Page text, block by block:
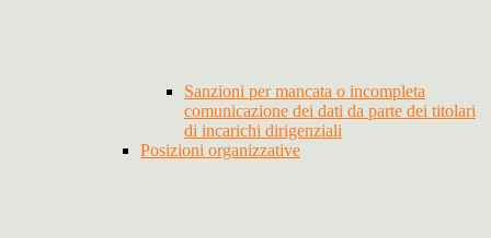
Sanzioni per mancata o incompleta
comunicazione dei dati da parte dei titolari
di incarichi dirigenziali
Posizioni organizzative